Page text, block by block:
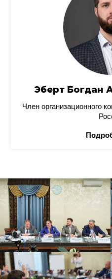
Эберт Богдан
Член организационного